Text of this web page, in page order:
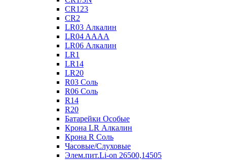
CR123
CR2
LR03 Алкалин
LR04 AAAA
LR06 Алкалин
LR1
LR14
LR20
R03 Соль
R06 Соль
R14
R20
Батарейки Особые
Крона LR Алкалин
Крона R Соль
Часовые/Слуховые
Элем.пит.Li-on 26500,14505